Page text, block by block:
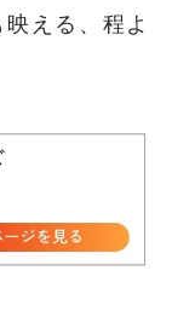
える、程よ